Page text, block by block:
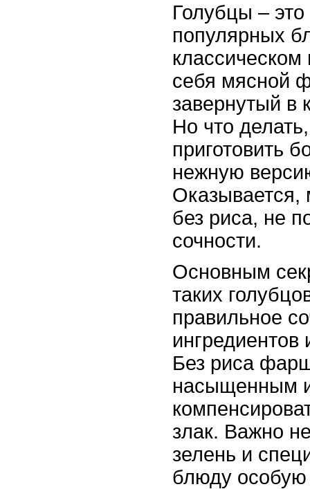
Голубцы –
популярных
классическом
себя мясной
завернутый в
Но что
приготовить
нежную
Оказывается,
без риса, не
сочности.
Основным
таких
правильное
ингредиентов
Без риса
насыщенным
злак. Важно
зелень и
блюду особую